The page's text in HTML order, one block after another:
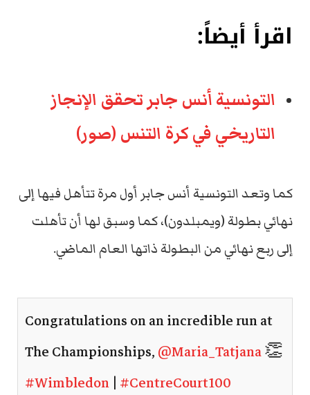
اقرأ أيضاً:
التونسية أنس جابر تحقق الإنجاز
التاريخي في كرة التنس (صور)
كما وتعد التونسية أنس جابر أول مرة تتأهل فيها إلى
نهائي بطولة (ويمبلدون)، كما وسبق لها أن تأهلت
إلى ربع نهائي من البطولة ذاتها العام الماضي.
Congratulations on an incredible run at
The Championships,@Maria_Tatjana​👏​
#Wimbledon | #CentreCourt100